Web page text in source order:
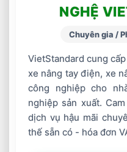
NGHỆ
Chuyên gia /
VietStandard cung
xe nâng tay điện, xe
công nghiệp cho
nghiệp sản xuất.
dịch vụ hậu mãi
thế sẵn có - hóa đơn